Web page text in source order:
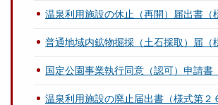
温泉利用施設の休止（再開）届出書（
普通地域内鉱物掘採（土石採取）届（
国定公園事業執行同意（認可）申請書
温泉利用施設の廃止届出書（様式第２